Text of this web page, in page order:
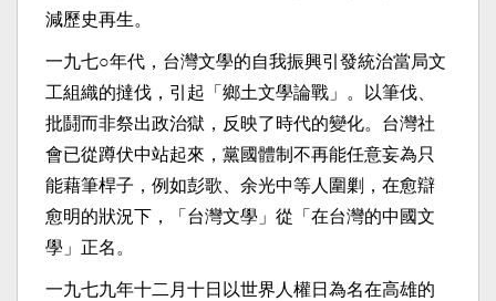
減歷史再生。
一九七○年代，台灣文學的自我振興引發統治當局文
工組織的撻伐，引起「鄉土文學論戰」。以筆伐、
批鬪而非祭出政治獄，反映了時代的變化。台灣社
會已從蹲伏中站起來，黨國體制不再能任意妄為只
能藉筆桿子，例如彭歌、余光中等人圍剿，在愈辯
愈明的狀況下，「台灣文學」從「在台灣的中國文
學」正名。
一九七九年十二月十日以世界人權日為名在高雄的